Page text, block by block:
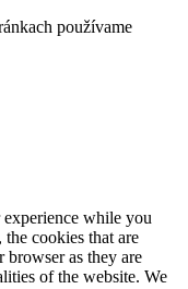
používame
while you
cookies that are
browser as they are
of the website. We